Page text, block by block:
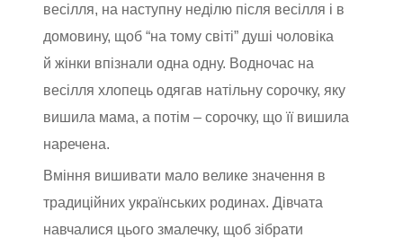
весілля, на наступну неділю після весілля і в
домовину, щоб “на тому світі” душі чоловіка
й жінки впізнали одна одну. Водночас на
весілля хлопець одягав натільну сорочку, яку
вишила мама, а потім – сорочку, що її вишила
наречена.
Вміння вишивати мало велике значення в
традиційних українських родинах. Дівчата
навчалися цього змалечку, щоб зібрати